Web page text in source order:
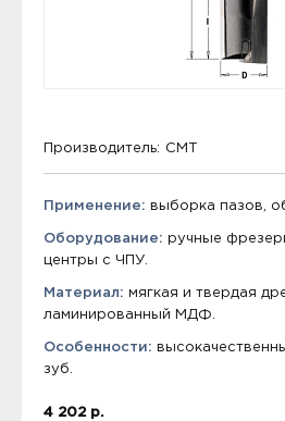
Производитель: CMT
Применение: выборка пазов,
Оборудование: ручные
центры с ЧПУ.
Материал: мягкая и твердая
ламинированный МДФ.
Особенности:
зуб.
4 202 р.